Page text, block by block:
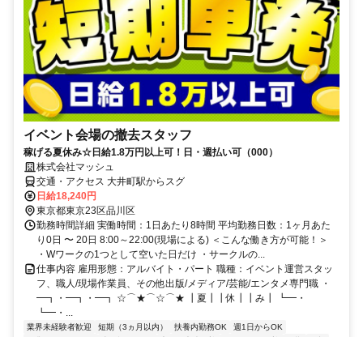
イベント会場の撤去スタッフ
稼げる夏休み☆日給1.8万円以上可！日・週払い可（000）
株式会社マッシュ
交通・アクセス 大井町駅からスグ
日給18,240円
東京都東京23区品川区
勤務時間詳細 実働時間：1日あたり8時間 平均勤務日数：1ヶ月あた
り0日 〜 20日 8:00～22:00(現場による) ＜こんな働き方が可能！＞
・Wワークの1つとして空いた日だけ ・サークルの...
仕事内容 雇用形態：アルバイト・パート 職種：イベント運営スタッ
フ、職人/現場作業員、その他出版/メディア/芸能/エンタメ専門職 ・
━┓・━┓・━┓ ☆⌒★⌒☆⌒★ ┃夏┃┃休┃┃み┃ ┗━・
┗━・...
業界未経験者歓迎 短期（3ヵ月以内） 扶養内勤務OK
週1日からOK